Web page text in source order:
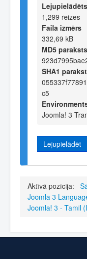
Lejupielādēts
1,299 reizes
Faila izmērs
332,69 kB
MD5 paraksts
SHA1
c5
Joomla! 3
Lejupielādēt
Aktīvā pozīcija:
Joomla 3
Joomla! 3 - Tamil